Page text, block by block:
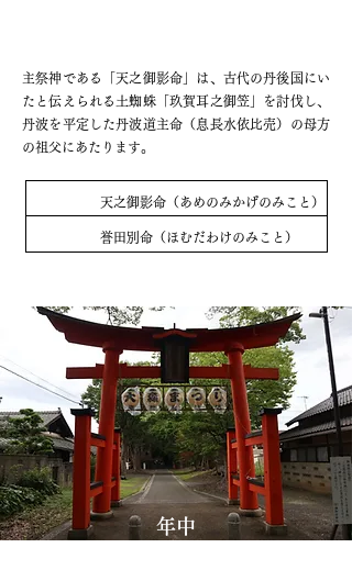
主祭神である「天之御影命」は、古代の丹後国にい
たと伝えられる土蜘蛛「玖賀耳之御笠」を討伐し、
丹波を平定した丹波道主命（息長水依比売）の母方
の祖父にあたります。
天之御影命（あめのみかげのみこと）
誉田別命（ほむだわけのみこと）
年中